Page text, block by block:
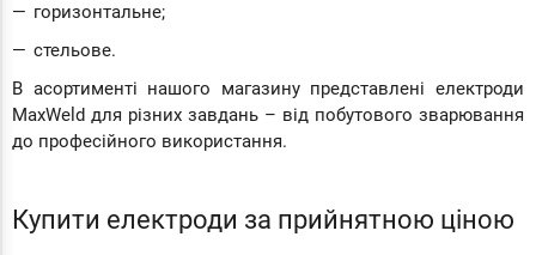
горизонтальне;
стельове.
В асортименті нашого магазину представлені електроди
MaxWeld для різних завдань – від побутового зварювання
до професійного використання.
Купити електроди за прийнятною ціною